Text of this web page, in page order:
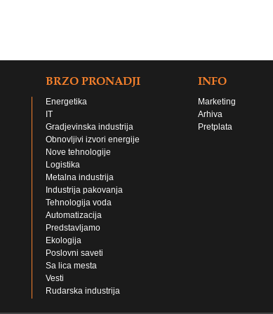
BRZO PRONADJI
Energetika
IT
Gradjevinska industrija
Obnovljivi izvori energije
Nove tehnologije
Logistika
Metalna industrija
Industrija pakovanja
Tehnologija voda
Automatizacija
Predstavljamo
Ekologija
Poslovni saveti
Sa lica mesta
Vesti
Rudarska industrija
INFO
Marketing
Arhiva
Pretplata